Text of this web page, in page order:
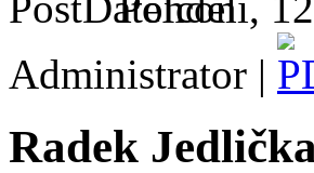
Administrator |
Radek